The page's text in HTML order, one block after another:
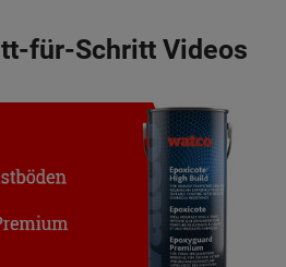
für-Schritt Videos